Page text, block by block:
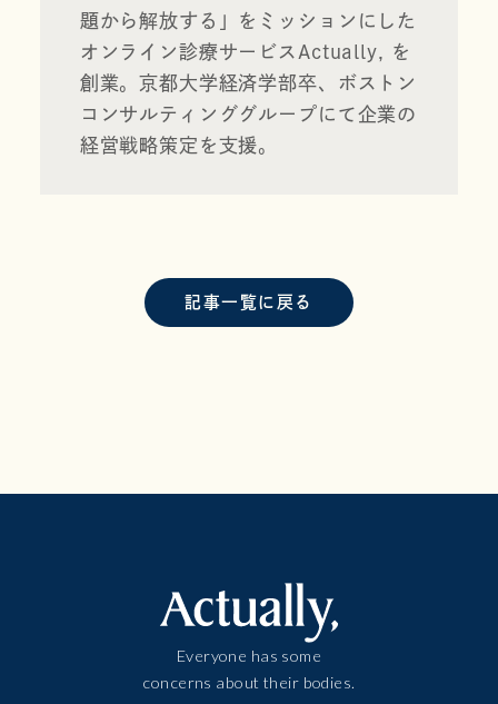
題から解放する」をミッションにした
オンライン診療サービス Actually,
を
創業。京都大学経済学部卒、ボストン
コンサルティンググループにて企業の
経営戦略策定を支援。
記事一覧に戻る
Everyone has some
concerns about their bodies.